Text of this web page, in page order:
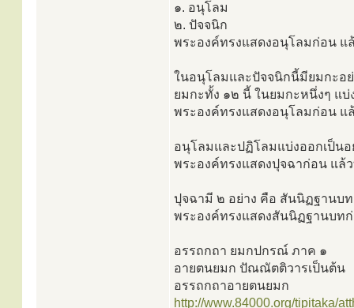
๑. อนุโลม
๒. ปัจจนิก
พระองค์ทรงแสดงอนุโลมก่อน แ
ในอนุโลมและปัจจนิกนี้มียมกะอ
ยมกะทั้ง ๑๒ นี้ ในยมกะหนึ่งๆ แ
พระองค์ทรงแสดงอนุโลมก่อน แ
อนุโลมและปฏิโลมแบ่งออกเป็น
พระองค์ทรงแสดงปุจฉาก่อน แล้
ปุจฉามี ๒ อย่าง คือ สันนิฏฐานบ
พระองค์ทรงแสดงสันนิฏฐานบท
อรรถกถา ยมกปกรณ์ ภาค ๑
อายตนยมก ปัณณัตติวารเป็นต้น
อรรถกถาอายตนยมก
http://www.84000.org/tipitaka/